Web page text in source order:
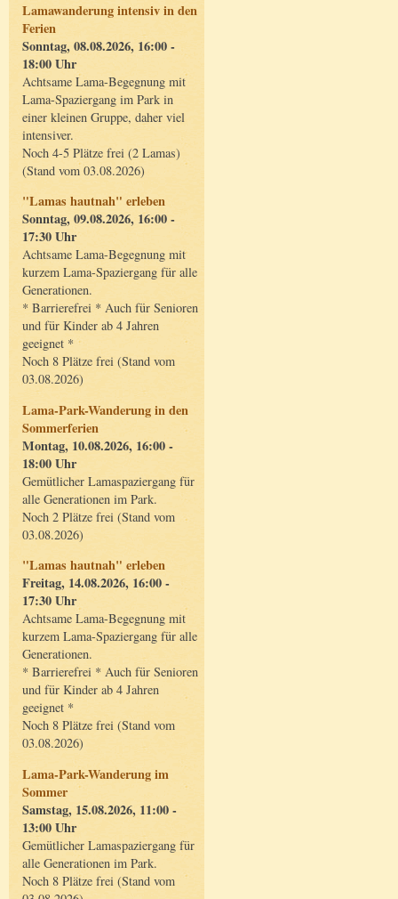
Lamawanderung intensiv in den
Ferien
Sonntag, 08.08.2026, 16:00 -
18:00 Uhr
Achtsame Lama-Begegnung mit
Lama-Spaziergang im Park in
einer kleinen Gruppe, daher viel
intensiver.
Noch 4-5 Plätze frei (2 Lamas)
(Stand vom 03.08.2026)
"Lamas hautnah" erleben
Sonntag, 09.08.2026, 16:00 -
17:30 Uhr
Achtsame Lama-Begegnung mit
kurzem Lama-Spaziergang für alle
Generationen.
* Barrierefrei * Auch für Senioren
und für Kinder ab 4 Jahren
geeignet *
Noch 8 Plätze frei (Stand vom
03.08.2026)
Lama-Park-Wanderung in den
Sommerferien
Montag, 10.08.2026, 16:00 -
18:00 Uhr
Gemütlicher Lamaspaziergang für
alle Generationen im Park.
Noch 2 Plätze frei (Stand vom
03.08.2026)
"Lamas hautnah" erleben
Freitag, 14.08.2026, 16:00 -
17:30 Uhr
Achtsame Lama-Begegnung mit
kurzem Lama-Spaziergang für alle
Generationen.
* Barrierefrei * Auch für Senioren
und für Kinder ab 4 Jahren
geeignet *
Noch 8 Plätze frei (Stand vom
03.08.2026)
Lama-Park-Wanderung im
Sommer
Samstag, 15.08.2026, 11:00 -
13:00 Uhr
Gemütlicher Lamaspaziergang für
alle Generationen im Park.
Noch 8 Plätze frei (Stand vom